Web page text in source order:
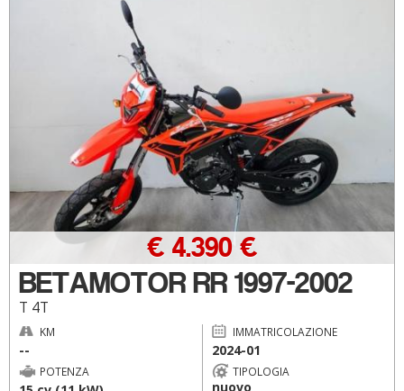
BETAMOTOR RR 1997-2002
T 4T
€ 4.390 €
KM
--
IMMATRICOLAZIONE
2024-01
POTENZA TIPOLOGIA
nuovo